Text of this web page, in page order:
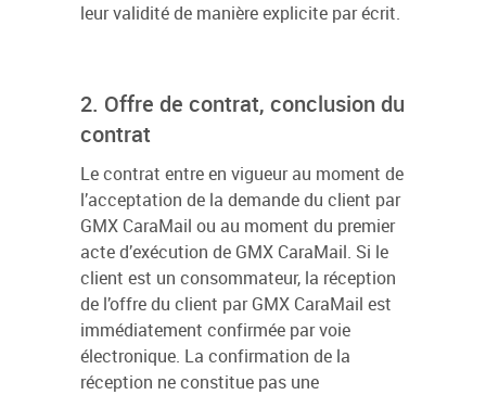
leur validité de manière explicite par écrit.
2. Offre de contrat, conclusion du
contrat
Le contrat entre en vigueur au moment de
l’acceptation de la demande du client par
GMX CaraMail ou au moment du premier
acte d’exécution de GMX CaraMail. Si le
client est un consommateur, la réception
de l’offre du client par GMX CaraMail est
immédiatement confirmée par voie
électronique. La confirmation de la
réception ne constitue pas une